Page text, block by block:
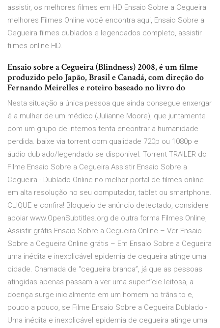
assistir, os melhores filmes em HD Ensaio Sobre a Cegueira
melhores Filmes Online você encontra aqui, Ensaio Sobre a
Cegueira filmes dublados e legendados completo, assistir
filmes online HD.
Ensaio sobre a Cegueira (Blindness) 2008, é um filme
produzido pelo Japão, Brasil e Canadá, com direção do
Fernando Meirelles e roteiro baseado no livro do
Nesta situação a única pessoa que ainda consegue enxergar
é a mulher de um médico (Julianne Moore), que juntamente
com um grupo de internos tenta encontrar a humanidade
perdida. baixe via torrent com qualidade 720p ou 1080p e
áudio dublado/legendado se disponivel. Torrent TRAILER do
Filme Ensaio Sobre a Cegueira Assistir Ensaio Sobre a
Cegueira - Dublado Online no melhor portal de filmes online
em alta resolução no seu computador, tablet ou smartphone.
CLIQUE e confira! Bloqueio de anúncio detectado, considere
apoiar www.OpenSubtitles.org de outra forma Filmes Online,
Assistir grátis Ensaio Sobre a Cegueira Online – Ver Ensaio
Sobre a Cegueira Online grátis – Em Ensaio Sobre a Cegueira
uma inédita e inexplicável epidemia de cegueira atinge uma
cidade. Chamada de “cegueira branca”, já que as pessoas
atingidas apenas passam a ver uma superfície leitosa, a
doença surge inicialmente em um homem no trânsito e,
pouco a pouco, se Filme Ensaio Sobre a Cegueira Dublado -
Uma inédita e inexplicável epidemia de cegueira atinge uma